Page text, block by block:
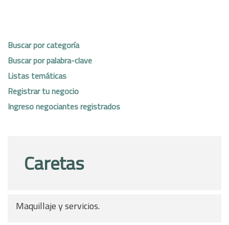
Buscar por categoría
Buscar por palabra-clave
Listas temáticas
Registrar tu negocio
Ingreso negociantes registrados
Caretas
Maquillaje y servicios.